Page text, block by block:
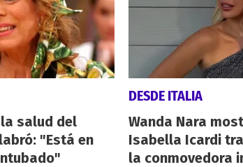
salud del
"Está en
DESDE ITALIA
Wanda Nara
Isabella Icardi
la conmovedora